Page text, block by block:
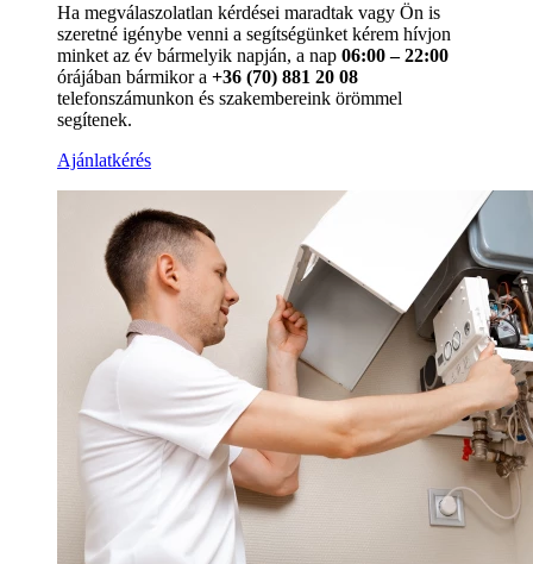
Ha megválaszolatlan kérdései maradtak vagy Ön is
szeretné igénybe venni a segítségünket kérem hívjon
minket az év bármelyik napján, a nap 06:00 – 22:00
órájában bármikor a +36 (70) 881 20 08
telefonszámunkon és szakembereink örömmel
segítenek.
Ajánlatkérés